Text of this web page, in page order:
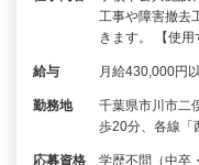
工事や障害撤去
きます。 【使
給与 月給430,000円
勤務地
千葉県市川市二
歩20分、各線
応募資格
学歴不問（中